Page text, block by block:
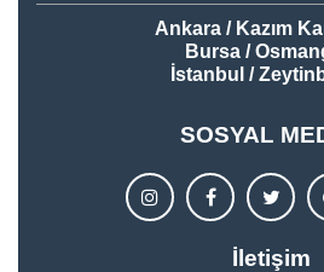
Ankara / Kazım
Bursa /
İstanbul /
SOSYAL
İletişim